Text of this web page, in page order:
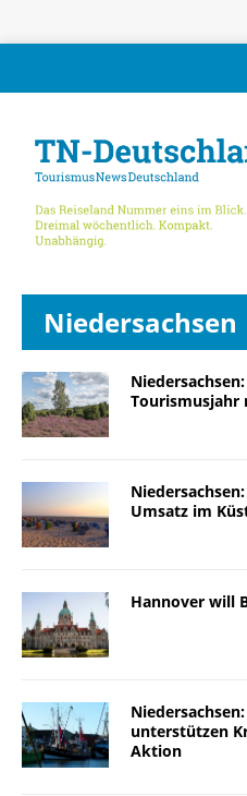
Niedersachsen
Tourismusjahr
Umsatz im
Hannover will
unterstützen
Aktion